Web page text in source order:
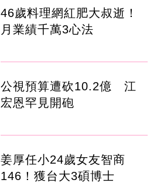
46歲料理網紅肥大叔逝！
月業績千萬3心法
公視預算遭砍10.2億 江
宏恩罕見開砲
姜厚任小24歲女友智商
146！獲台大3碩博士